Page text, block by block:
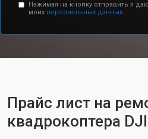
Нажимая на кнопку отправить я
моих персональных данных.
Прайс лист на
квадрокоптера